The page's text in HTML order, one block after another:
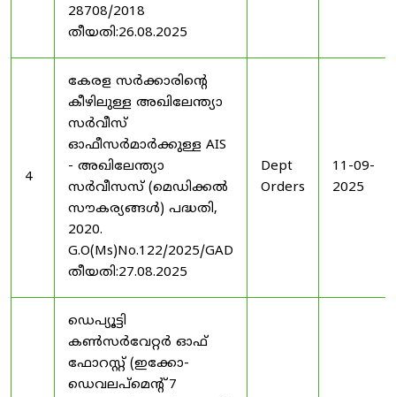
28708/2018
തീയതി:26.08.2025
4
കേരള സർക്കാരിന്റെ
കീഴിലുള്ള അഖിലേന്ത്യാ
സർവീസ്
ഓഫീസർമാർക്കുള്ള AIS
- അഖിലേന്ത്യാ
സർവീസസ് (മെഡിക്കൽ
സൗകര്യങ്ങൾ) പദ്ധതി,
2020.
G.O(Ms)No.122/2025/GAD
തീയതി:27.08.2025
Dept
Orders
11-09-
2025
ഡെപ്യൂട്ടി
കൺസർവേറ്റർ ഓഫ്
ഫോറസ്റ്റ് (ഇക്കോ-
ഡെവലപ്മെന്റ് 7